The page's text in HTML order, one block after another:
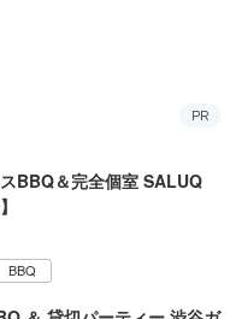
PR
BBQ＆完全個室 SALUQ
BBQ